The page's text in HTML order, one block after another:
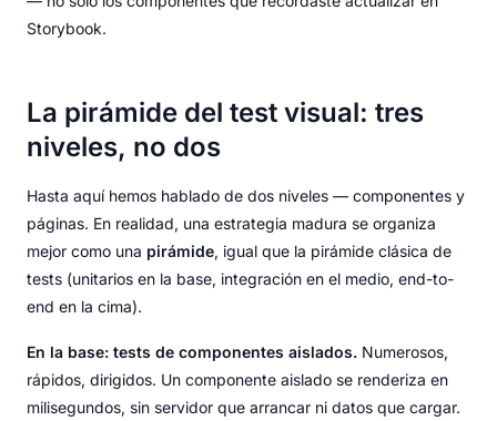
Storybook.
La pirámide del test visual: tres
niveles, no dos
Hasta aquí hemos hablado de dos niveles — componentes y
páginas. En realidad, una estrategia madura se organiza
mejor como una pirámide, igual que la pirámide clásica de
tests (unitarios en la base, integración en el medio, end-to-
end en la cima).
En la base: tests de componentes aislados. Numerosos,
rápidos, dirigidos. Un componente aislado se renderiza en
milisegundos, sin servidor que arrancar ni datos que cargar.